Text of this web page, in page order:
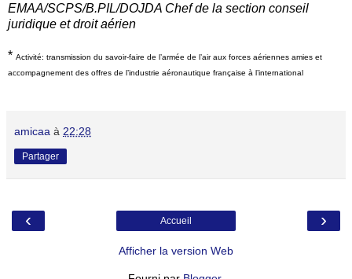
EMAA/SCPS/B.PIL/DOJDA Chef de la section conseil
juridique et droit aérien
* Activité: transmission du savoir-faire de l’armée de l’air aux forces aériennes amies et
accompa­gnement des offres de l’industrie aéronautique française à l’international
amicaa à 22:28
Partager
‹ ›
Accueil
Afficher la version Web